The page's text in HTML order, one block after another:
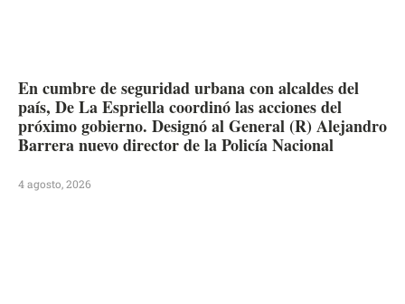
En cumbre de seguridad urbana con alcaldes del
país, De La Espriella coordinó las acciones del
próximo gobierno. Designó al General (R) Alejandro
Barrera nuevo director de la Policía Nacional
4 agosto, 2026